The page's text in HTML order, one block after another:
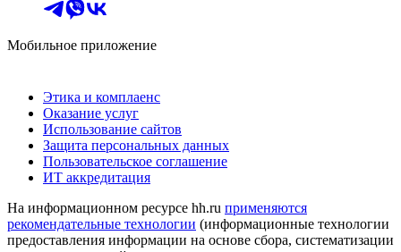
Мобильное приложение
Этика и комплаенс
Оказание услуг
Использование сайтов
Защита персональных данных
Пользовательское соглашение
ИТ аккредитация
На информационном ресурсе hh.ru применяются
рекомендательные технологии (информационные технологии
предоставления информации на основе сбора, систематизации